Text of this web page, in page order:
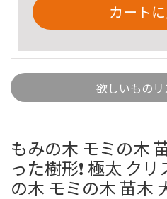
カート
欲しいもの
もみの木 モミの木
った樹形❗ 極太 ク
の木 モミの木 苗木